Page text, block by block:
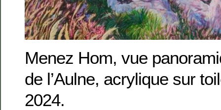
Menez Hom, vue
de l’Aulne, acrylique sur
2024.